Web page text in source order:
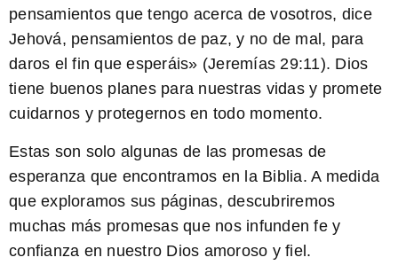
pensamientos que tengo acerca de vosotros, dice
Jehová, pensamientos de paz, y no de mal, para
daros el fin que esperáis» (Jeremías 29:11). Dios
tiene buenos planes para nuestras vidas y promete
cuidarnos y protegernos en todo momento.
Estas son solo algunas de las promesas de
esperanza que encontramos en la Biblia. A medida
que exploramos sus páginas, descubriremos
muchas más promesas que nos infunden fe y
confianza en nuestro Dios amoroso y fiel.